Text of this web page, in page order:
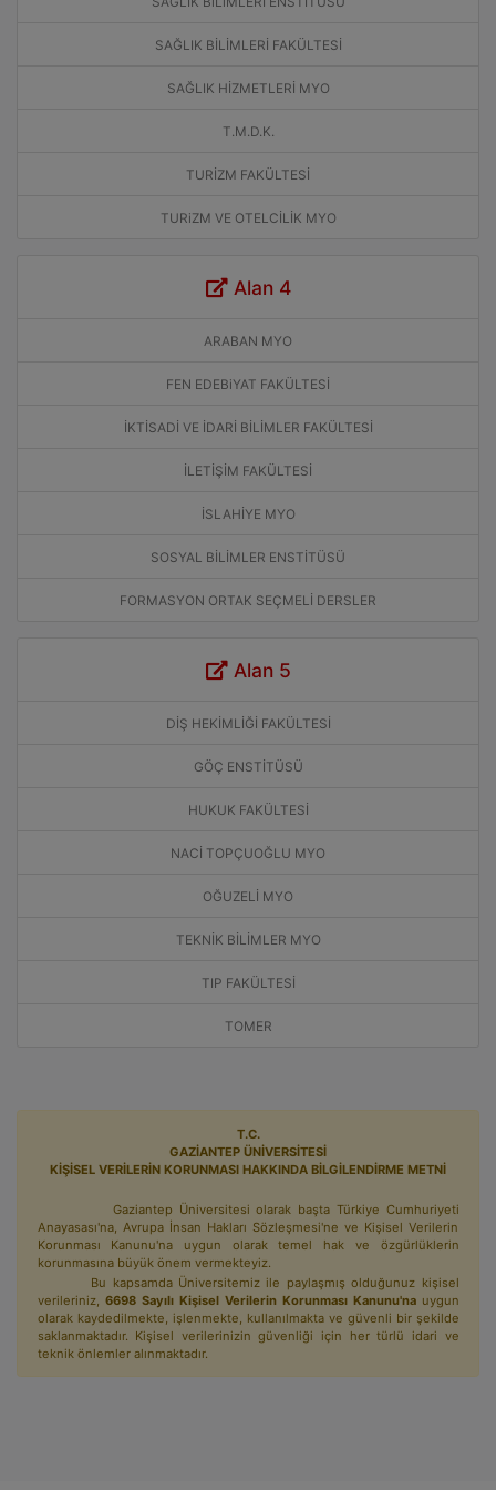
SAĞLIK BİLİMLERİ FAKÜLTESİ
SAĞLIK HİZMETLERİ MYO
T.M.D.K.
TURİZM FAKÜLTESİ
TURiZM VE OTELCİLİK MYO
Alan 4
ARABAN MYO
FEN EDEBiYAT FAKÜLTESİ
İKTİSADİ VE İDARİ BİLİMLER FAKÜLTESİ
İLETİŞİM FAKÜLTESİ
İSLAHİYE MYO
SOSYAL BİLİMLER ENSTİTÜSÜ
FORMASYON ORTAK SEÇMELİ DERSLER
Alan 5
DİŞ HEKİMLİĞİ FAKÜLTESİ
GÖÇ ENSTİTÜSÜ
HUKUK FAKÜLTESİ
NACİ TOPÇUOĞLU MYO
OĞUZELİ MYO
TEKNİK BİLİMLER MYO
TIP FAKÜLTESİ
TOMER
T.C.
GAZİANTEP ÜNİVERSİTESİ
KİŞİSEL VERİLERİN KORUNMASI HAKKINDA BİLGİLENDİRME METNİ
Gaziantep Üniversitesi olarak başta Türkiye Cumhuriyeti
Anayasası'na, Avrupa İnsan Hakları Sözleşmesi'ne ve Kişisel Verilerin
Korunması Kanunu'na uygun olarak temel hak ve özgürlüklerin
korunmasına büyük önem vermekteyiz.
Bu kapsamda Üniversitemiz ile paylaşmış olduğunuz kişisel
verileriniz, 6698 Sayılı Kişisel Verilerin Korunması Kanunu'nauygun
olarak kaydedilmekte, işlenmekte, kullanılmakta ve güvenli bir şekilde
saklanmaktadır. Kişisel verilerinizin güvenliği için her türlü idari ve
teknik önlemler alınmaktadır.